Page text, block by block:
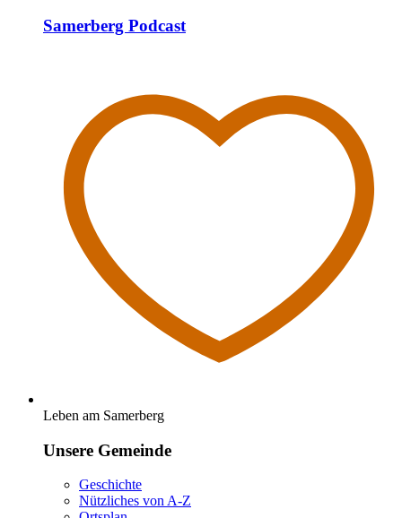
Samerberg Podcast
Leben am Samerberg
Unsere Gemeinde
Geschichte
Nützliches von A-Z